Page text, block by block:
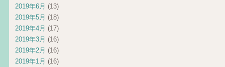
2019年6月 (13)
2019年5月 (18)
2019年4月 (17)
2019年3月 (16)
2019年2月 (16)
2019年1月 (16)